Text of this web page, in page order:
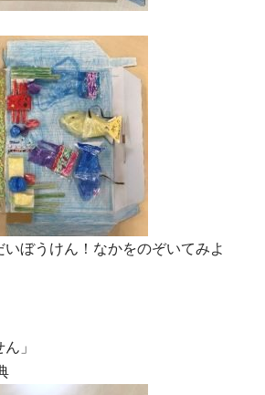
ぼうけん！なかをのぞいてみよ
」